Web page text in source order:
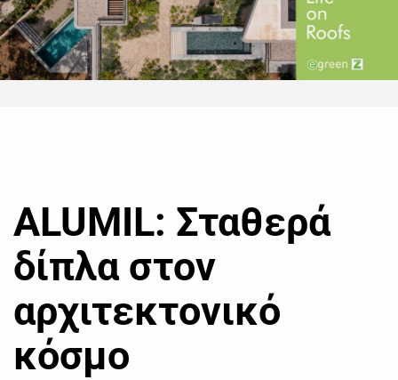
ALUMIL: Σταθερά
δίπλα στον
αρχιτεκτονικό
κόσμο